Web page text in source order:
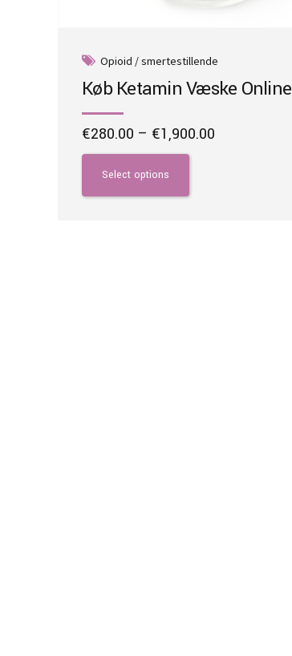
Opioid / smertestillende
Køb Ketamin Væske Online
€280.00 – €1,900.00
Select options
This
product
has